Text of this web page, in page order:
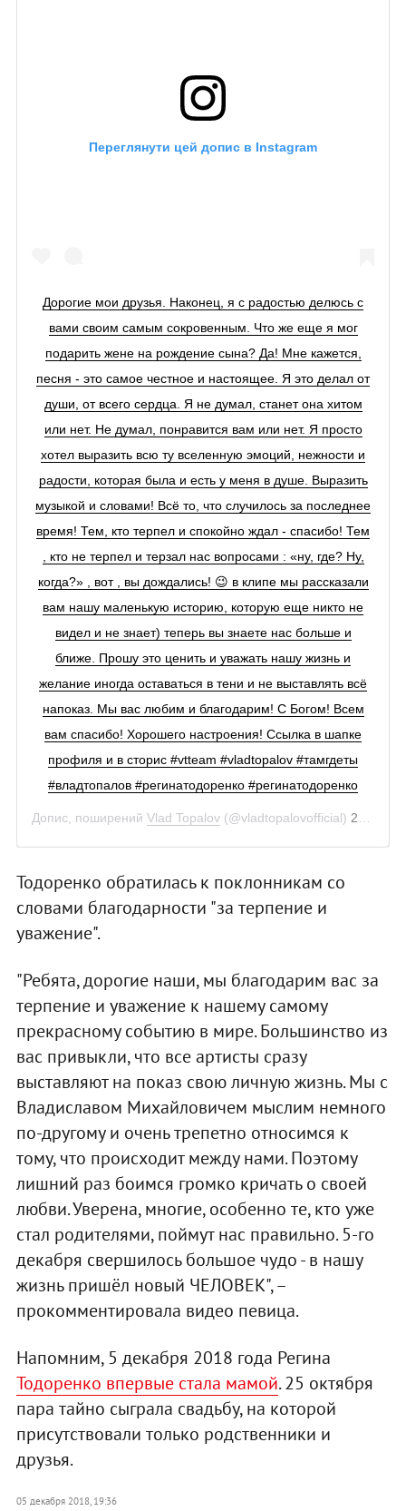
Переглянути цей допис в Instagram
Дорогие мои друзья. Наконец, я с радостью делюсь с
вами своим самым сокровенным. Что же еще я мог
подарить жене на рождение сына? Да! Мне кажется,
песня - это самое честное и настоящее. Я это делал от
души, от всего сердца. Я не думал, станет она хитом
или нет. Не думал, понравится вам или нет. Я просто
хотел выразить всю ту вселенную эмоций, нежности и
радости, которая была и есть у меня в душе. Выразить
музыкой и словами! Всё то, что случилось за последнее
время! Тем, кто терпел и спокойно ждал - спасибо! Тем
, кто не терпел и терзал нас вопросами : «ну, где? Ну,
когда?» , вот , вы дождались! 😉 в клипе мы рассказали
вам нашу маленькую историю, которую еще никто не
видел и не знает) теперь вы знаете нас больше и
ближе. Прошу это ценить и уважать нашу жизнь и
желание иногда оставаться в тени и не выставлять всё
напоказ. Мы вас любим и благодарим! С Богом! Всем
вам спасибо! Хорошего настроения! Ссылка в шапке
профиля и в сторис #vtteam #vladtopalov #тамгдеты
#владтопалов #регинатодоренко #регинатодоренко
Допис, поширений Vlad Topalov(@vladtopalovofficial) 24 Гру 2018 р. о 5:08 PST
Тодоренко обратилась к поклонникам со
словами благодарности "за терпение и
уважение".
"Ребята, дорогие наши, мы благодарим вас за
терпение и уважение к нашему самому
прекрасному событию в мире. Большинство из
вас привыкли, что все артисты сразу
выставляют на показ свою личную жизнь. Мы с
Владиславом Михайловичем мыслим немного
по-другому и очень трепетно относимся к
тому, что происходит между нами. Поэтому
лишний раз боимся громко кричать о своей
любви. Уверена, многие, особенно те, кто уже
стал родителями, поймут нас правильно. 5-го
декабря свершилось большое чудо - в нашу
жизнь пришёл новый ЧЕЛОВЕК", –
прокомментировала видео певица.
Напомним, 5 декабря 2018 года Регина
Тодоренко впервые стала мамой. 25 октября
пара тайно сыграла свадьбу, на которой
присутствовали только родственники и
друзья.
05 декабря 2018, 19:36